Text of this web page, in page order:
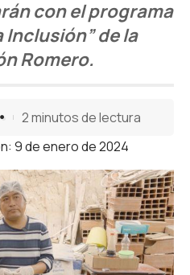
con el programa
Inclusión” de la
Romero.
9 de enero de 2024
2 minutos de lectura